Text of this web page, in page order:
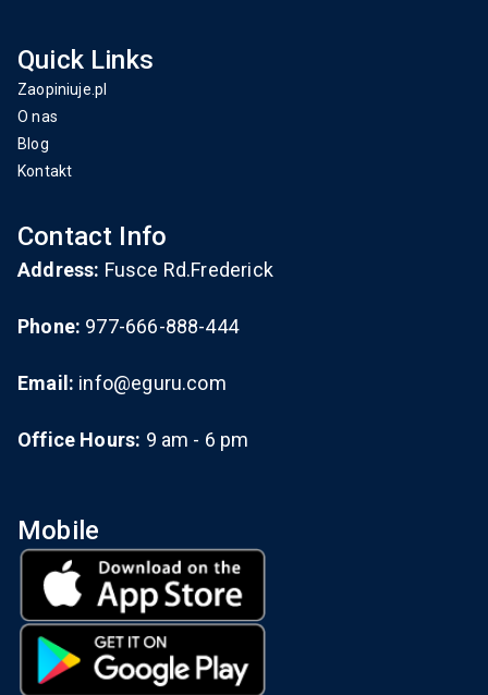
Quick Links
Zaopiniuje.pl
O nas
Blog
Kontakt
Contact Info
Address: Fusce Rd.Frederick
Phone: 977-666-888-444
Email: info@eguru.com
Office Hours: 9 am - 6 pm
Mobile